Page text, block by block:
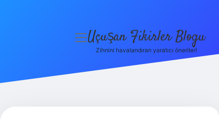
menüyü
Uçuşan Fikirler Blogu
Zihnini havalandıran yaratıcı öneriler!